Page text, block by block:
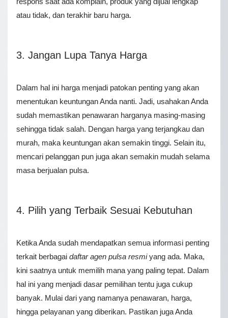
atau tidak, dan terakhir baru harga.
3. Jangan Lupa Tanya Harga
Dalam hal ini harga menjadi patokan penting yang akan
menentukan keuntungan Anda nanti. Jadi, usahakan Anda
sudah memastikan penawaran harganya masing-masing
sehingga tidak salah. Dengan harga yang terjangkau dan
murah, maka keuntungan akan semakin tinggi. Selain itu,
mencari pelanggan pun juga akan semakin mudah selama
masa berjualan pulsa.
4. Pilih yang Terbaik Sesuai Kebutuhan
Ketika Anda sudah mendapatkan semua informasi penting
terkait berbagai daftar agen pulsa resmiyang ada. Maka,
kini saatnya untuk memilih mana yang paling tepat. Dalam
hal ini yang menjadi dasar pemilihan tentu juga cukup
banyak. Mulai dari yang namanya penawaran, harga,
hingga pelayanan yang diberikan. Pastikan juga Anda